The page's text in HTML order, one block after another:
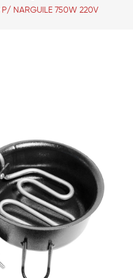
P/ NARGUILE 750W 220V